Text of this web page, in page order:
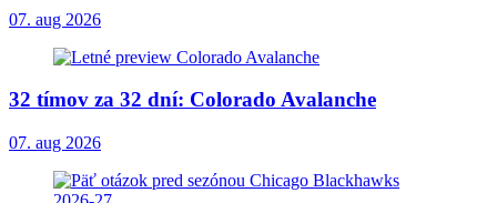
07. aug 2026
32 tímov za 32 dní: Colorado Avalanche
07. aug 2026